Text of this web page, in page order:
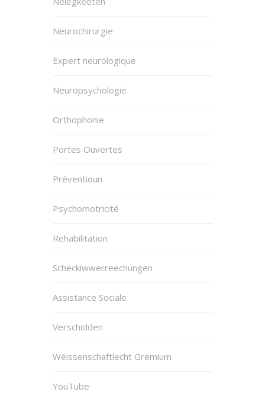
Neurochirurgie
Expert neurologique
Neuropsychologie
Orthophonie
Portes Ouvertes
Préventioun
Psychomotricité
Rehabilitation
Scheckiwwerreechungen
Assistance Sociale
Verschidden
Wëissenschaftlecht Gremium
YouTube